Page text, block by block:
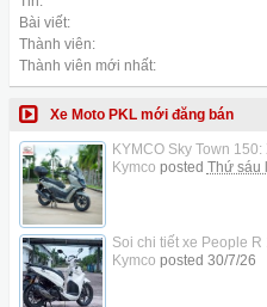
Bài viết:
Thành viên:
Thành viên mới nhất:
Xe Moto PKL mới đăng bán
KYMCO Sky Town
Kymco posted Thứ sáu
Soi chi tiết xe People R
Kymco posted 30/7/26